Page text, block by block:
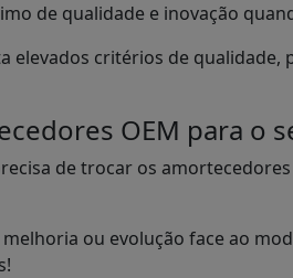
de qualidade e inovação
elevados critérios de
OEM para o
de trocar os
ou evolução face ao